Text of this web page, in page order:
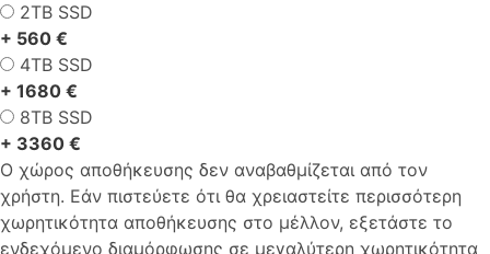
2TB SSD
+ 560 €
4TB SSD
+ 1680 €
8TB SSD
+ 3360 €
Ο χώρος αποθήκευσης δεν αναβαθμίζεται από τον
χρήστη. Εάν πιστεύετε ότι θα χρειαστείτε περισσότερη
χωρητικότητα αποθήκευσης στο μέλλον, εξετάστε το
ενδεχόμενο διαμόρφωσης σε μεγαλύτερη χωρητικότητα